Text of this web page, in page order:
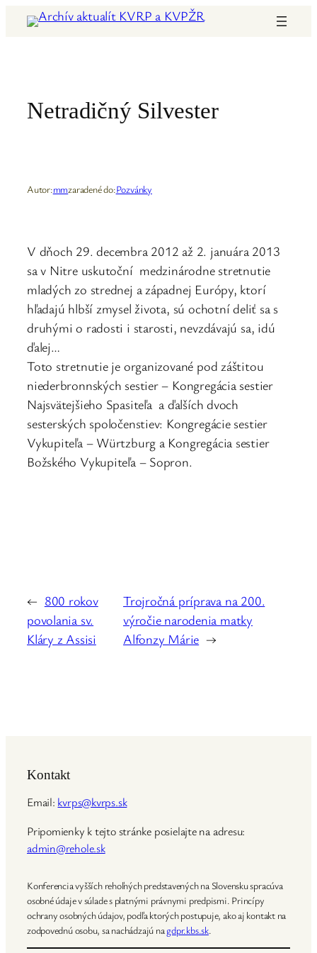
Prejsť
Netradičný Silvester
Autor:mmzaradené do:Pozvánky
V dňoch 29. decembra 2012 až 2. januára 2013
sa v Nitre uskutoční medzinárodne stretnutie
mladých zo strednej a západnej Európy, ktorí
hľadajú hlbší zmysel života, sú ochotní deliť sa s
druhými o radosti i starosti, nevzdávajú sa, idú
ďalej…
Toto stretnutie je organizované pod záštitou
niederbronnských sestier – Kongregácia sestier
Najsvätejšieho Spasiteľa a ďalších dvoch
sesterských spoločenstiev: Kongregácie sestier
Vykupiteľa – Würtzburg a Kongregácia sestier
Božského Vykupiteľa – Sopron.
← 800 rokov
povolania sv.
Kláry z Assisi
Trojročná príprava na 200.
výročie narodenia matky
Alfonzy Márie →
Kontakt
Email: kvrps@kvrps.sk
Pripomienky k tejto stránke posielajte na adresu:
admin@rehole.sk
Konferencia vyšších rehoľných predstavených na Slovensku spracúva
osobné údaje v súlade s platnými právnymi predpismi. Princípy
ochrany osobných údajov, podľa ktorých postupuje, ako aj kontakt na
zodpovednú osobu, sa nachádzajú nagdpr.kbs.sk.